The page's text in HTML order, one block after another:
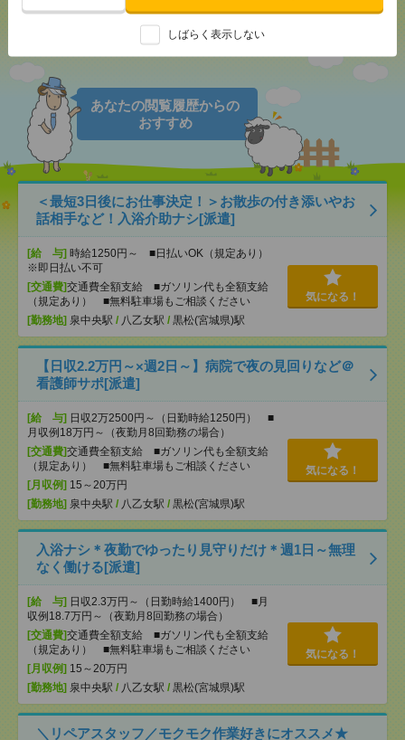
しばらく表示しない
ツイート
あなたの閲覧履歴からの
おすすめ
＜最短3日後にお仕事決定！＞お散歩の付き添いやお
話相手など！入浴介助ナシ[派遣]
[給 与] 時給1250円～ ■日払いOK（規定あり）
※即日払い不可
[交通費]交通費全額支給 ■ガソリン代も全額支給
（規定あり） ■無料駐車場もご相談ください
[勤務地] 泉中央駅 / 八乙女駅 / 黒松(宮城県)駅
気になる！
【日収2.2万円～×週2日～】病院で夜の見回りなど＠
看護師サポ[派遣]
[給 与] 日収2万2500円～（日勤時給1250円） ■
月収例18万円～（夜勤月8回勤務の場合）
[交通費]交通費全額支給 ■ガソリン代も全額支給
（規定あり） ■無料駐車場もご相談ください
[月収例] 15～20万円
[勤務地] 泉中央駅 / 八乙女駅 / 黒松(宮城県)駅
気になる！
入浴ナシ＊夜勤でゆったり見守りだけ＊週1日～無理
なく働ける[派遣]
[給 与] 日収2.3万円～（日勤時給1400円） ■月
収例18.7万円～（夜勤月8回勤務の場合）
[交通費]交通費全額支給 ■ガソリン代も全額支給
（規定あり） ■無料駐車場もご相談ください
[月収例] 15～20万円
[勤務地] 泉中央駅 / 八乙女駅 / 黒松(宮城県)駅
気になる！
＼リペアスタッフ／モクモク作業好きにオススメ★